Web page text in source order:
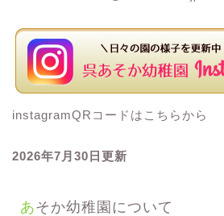
instagramQRコードはこちらから
2026年7 月30 日更新
あそか幼稚園について